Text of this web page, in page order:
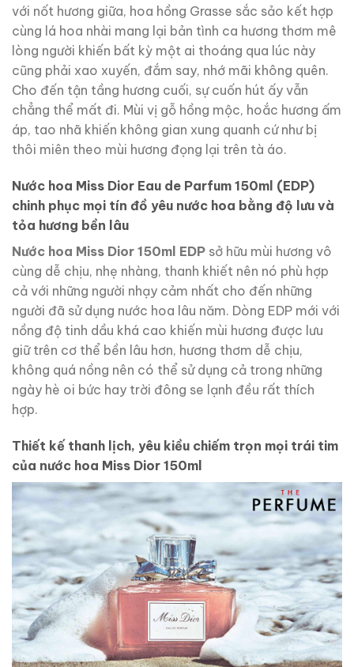
với nốt hương giữa, hoa hồng Grasse sắc sảo kết hợp
cùng lá hoa nhài mang lại bản tình ca hương thơm mê
lòng người khiến bất kỳ một ai thoáng qua lúc này
cũng phải xao xuyến, đắm say, nhớ mãi không quên.
Cho đến tận tầng hương cuối, sự cuốn hút ấy vẫn
chẳng thể mất đi. Mùi vị gỗ hồng mộc, hoắc hương ấm
áp, tao nhã khiến không gian xung quanh cứ như bị
thôi miên theo mùi hương đọng lại trên tà áo.
Nước hoa Miss Dior Eau de Parfum 150ml (EDP)
chinh phục mọi tín đồ yêu nước hoa bằng độ lưu và
tỏa hương bền lâu
Nước hoa Miss Dior 150ml EDP sở hữu mùi hương vô
cùng dễ chịu, nhẹ nhàng, thanh khiết nên nó phù hợp
cả với những người nhạy cảm nhất cho đến những
người đã sử dụng nước hoa lâu năm. Dòng EDP mới với
nồng độ tinh dầu khá cao khiến mùi hương được lưu
giữ trên cơ thể bền lâu hơn, hương thơm dễ chịu,
không quá nồng nên có thể sử dụng cả trong những
ngày hè oi bức hay trời đông se lạnh đều rất thích
hợp.
Thiết kế thanh lịch, yêu kiều chiếm trọn mọi trái tim
của nước hoa Miss Dior 150ml